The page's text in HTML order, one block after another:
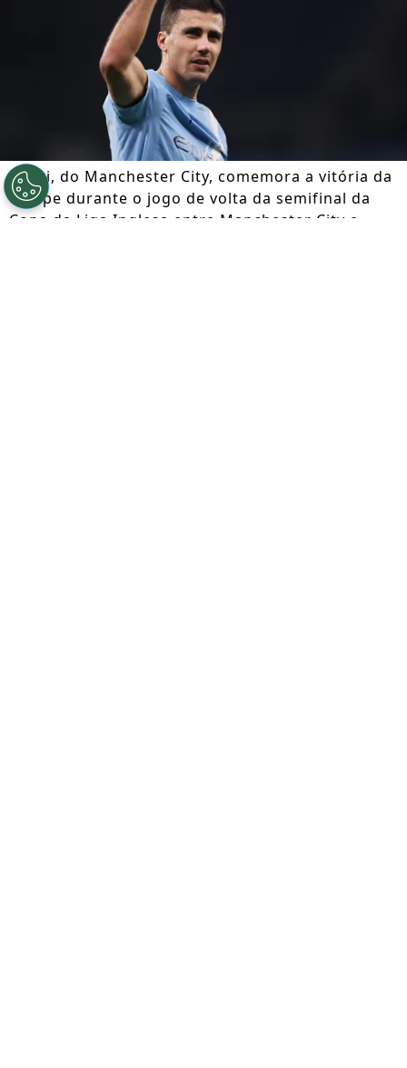
Rodri, do Manchester City, comemora a vitória da
equipe durante o jogo de volta da semifinal da
Copa da Liga Inglesa entre Manchester City e